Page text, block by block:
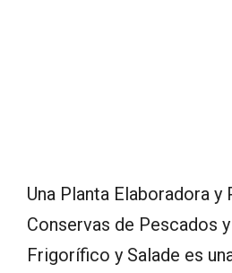
Una Planta Elaboradora y
Conservas de Pescados
Frigorífico y Salade es